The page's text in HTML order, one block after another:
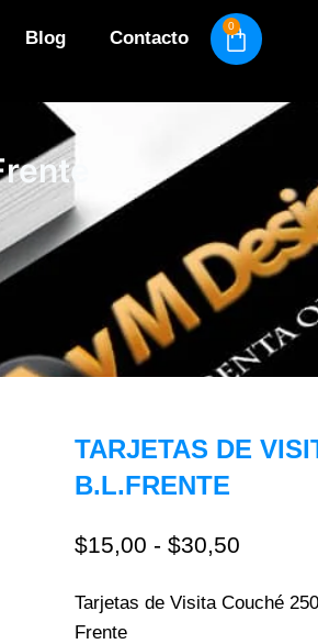
Blog Contacto
0
TARJETAS DE
B.L.FRENTE
$15,00 - $30,50
Tarjetas de Visita Couché
Frente